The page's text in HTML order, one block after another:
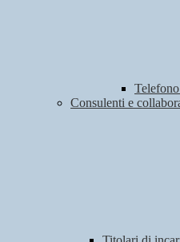
Consulenti e